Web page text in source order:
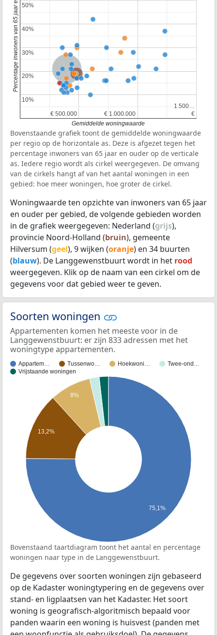
Nederland
Provincie Noord-Holland
€ 500.000
€ 500.000 € 1.000.000
€ 1.000.000 €
€
1.500…
1.500…
10%
10%
20%
20%
30%
30%
40%
40%
50%
50%
Gemiddelde woningwaarde
Percentage inwoners van 65 jaar en ouder
Bovenstaande grafiek toont de gemiddelde woningwaarde
per regio op de horizontale as. Deze is afgezet tegen het
percentage inwoners van 65 jaar en ouder op de verticale
as. Iedere regio wordt als cirkel weergegeven. De omvang
van de cirkels hangt af van het aantal woningen in een
gebied: hoe meer woningen, hoe groter de cirkel.
Woningwaarde ten opzichte van inwoners van 65 jaar
en ouder per gebied, de volgende gebieden worden
in de grafiek weergegeven: Nederland (grijs),
provincie Noord-Holland (bruin), gemeente
Hilversum (geel), 9 wijken (oranje) en 34 buurten
(blauw). De Langgewenstbuurt wordt in het rood
weergegeven. Klik op de naam van een cirkel om de
gegevens voor dat gebied weer te geven.
Soorten woningen
Appartementen komen het meeste voor in de
Langgewenstbuurt: er zijn 833 adressen met het
woningtype appartementen.
Appartem… Tussenwo… Hoekwoni…
Twee-ond…
Vrijstaande woningen
8%
13,2%
75,1%
Bovenstaand taartdiagram toont het aantal en percentage
woningen naar type in de Langgewenstbuurt.
De gegevens over soorten woningen zijn gebaseerd
op de Kadaster woningtypering en de gegevens over
stand- en ligplaatsen van het Kadaster. Het soort
woning is geografisch-algoritmisch bepaald voor
panden waarin een woning is huisvest (panden met